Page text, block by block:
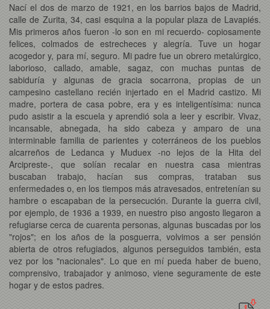
Nací el dos de marzo de 1921, en los barrios bajos de Madrid,
calle de Zurita, 34, casi esquina a la popular plaza de Lavapiés.
Mis primeros años fueron -lo son en mi recuerdo- copiosamente
felices, colmados de estrecheces y alegría. Tuve un hogar
acogedor y, para mí, seguro. Mi padre fue un obrero metalúrgico,
laborioso, callado, amable, sagaz, con muchas puntas de
sabiduría y algunas de gracia socarrona, propias de un
campesino castellano recién injertado en el Madrid castizo. Mi
madre, portera de casa pobre, era y es inteligentísima: nunca
pudo asistir a la escuela y aprendió sola a leer y escribir. Vivaz,
incansable, abnegada, ha sido cabeza y amparo de una
interminable familia de parientes y coterráneos de los pueblos
alcarreños de Ledanca y Muduex -no lejos de la Hita del
Arcipreste-, que solían recalar en nuestra casa mientras
buscaban trabajo, hacían sus compras, trataban sus
enfermedades o, en los tiempos más atravesados, entretenían su
hambre o escapaban de la persecución. Durante la guerra civil,
por ejemplo, de 1936 a 1939, en nuestro piso angosto llegaron a
refugiarse cerca de cuarenta personas, algunas buscadas por los
"rojos"; en los años de la posguerra, volvimos a ser pensión
abierta de otros refugiados, algunos perseguidos también, esta
vez por los "nacionales". Lo que en mí pueda haber de bueno,
comprensivo, trabajador y animoso, viene seguramente de este
hogar y de estos padres.